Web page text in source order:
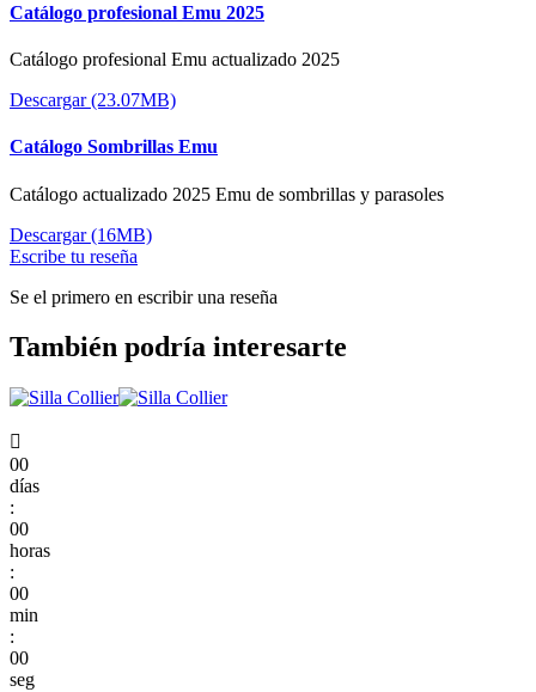
Catálogo profesional Emu 2025
Catálogo profesional Emu actualizado 2025
Descargar (23.07MB)
Catálogo Sombrillas Emu
Catálogo actualizado 2025 Emu de sombrillas y parasoles
Descargar (16MB)
Escribe tu reseña
Se el primero en escribir una reseña
También podría interesarte

00
días
:
00
horas
:
00
min
:
00
seg